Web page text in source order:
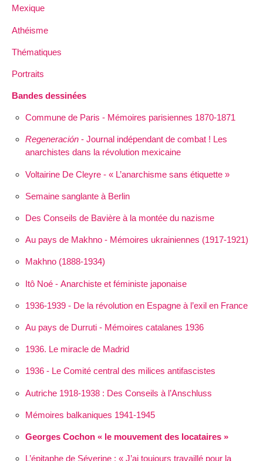
Mexique
Athéisme
Thématiques
Portraits
Bandes dessinées
Commune de Paris - Mémoires parisiennes 1870-1871
Regeneración- Journal indépendant de combat ! Les
anarchistes dans la révolution mexicaine
Voltairine De Cleyre - « L’anarchisme sans étiquette »
Semaine sanglante à Berlin
Des Conseils de Bavière à la montée du nazisme
Au pays de Makhno - Mémoires ukrainiennes (1917-1921)
Makhno (1888-1934)
Itô Noé - Anarchiste et féministe japonaise
1936-1939 - De la révolution en Espagne à l’exil en France
Au pays de Durruti - Mémoires catalanes 1936
1936. Le miracle de Madrid
1936 - Le Comité central des milices antifascistes
Autriche 1918-1938 : Des Conseils à l’Anschluss
Mémoires balkaniques 1941-1945
Georges Cochon « le mouvement des locataires »
L’épitaphe de Séverine :
J’ai toujours travaillé pour la